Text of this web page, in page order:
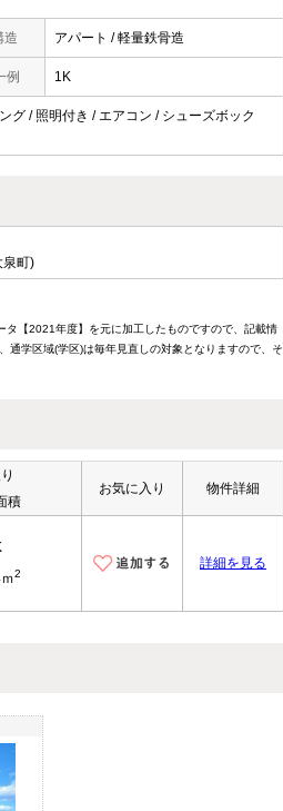
造 アパート / 軽量鉄骨造
例 1K
グ / 照明付き / エアコン / シューズボック
泉町)
【2021年度】を元に加工したものですので、記載情
通学区域(学区)は毎年見直しの対象となりますので、そ
積
お気に入り 物件詳細
2
詳細を見る